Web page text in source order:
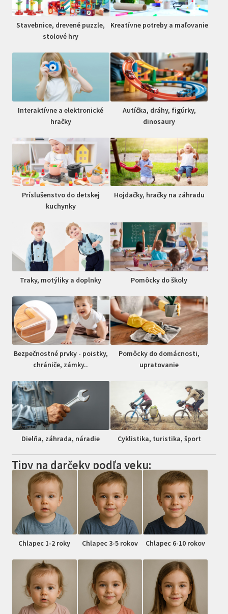
Stavebnice, drevené puzzle,
stolové hry
Kreatívne potreby a maľovanie
Interaktívne a elektronické
hračky
Autíčka, dráhy, figúrky,
dinosaury
Príslušenstvo do detskej
kuchynky
Hojdačky, hračky na záhradu
Traky, motýliky a doplnky Pomôcky do školy
Bezpečnostné prvky - poistky,
chrániče, zámky..
Pomôcky do domácnosti,
upratovanie
Dielňa, záhrada, náradie Cyklistika, turistika, šport
Tipy na darčeky podľa veku:
Chlapec 1-2 roky Chlapec 3-5 rokov Chlapec 6-10 rokov